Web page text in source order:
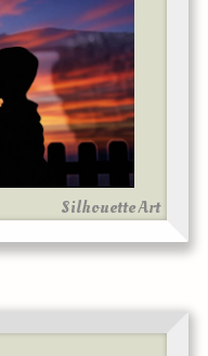
Silhouette Art